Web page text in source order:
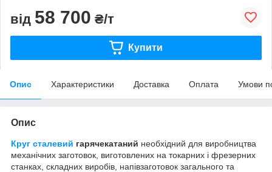
від 58 700 ₴/т
Купити
Опис Характеристики Доставка Оплата Умови
Опис
Круг сталевий гарячекатаний необхідний для виробництва
механічних заготовок, виготовлених на токарних і фрезерних
станках, складних виробів, напівзаготовок загального та